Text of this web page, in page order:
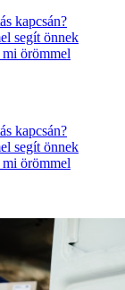
kapcsán?
segít önnek
örömmel
kapcsán?
segít önnek
örömmel